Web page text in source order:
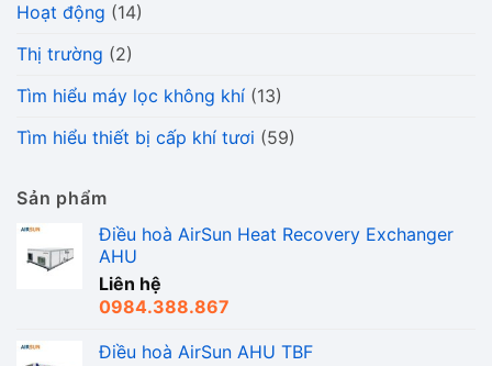
Hoạt động (14)
Thị trường (2)
Tìm hiểu máy lọc không khí (13)
Tìm hiểu thiết bị cấp khí tươi (59)
Sản phẩm
Điều hoà AirSun Heat Recovery Exchanger
AHU
Liên hệ
0984.388.867
Điều hoà AirSun AHU TBF